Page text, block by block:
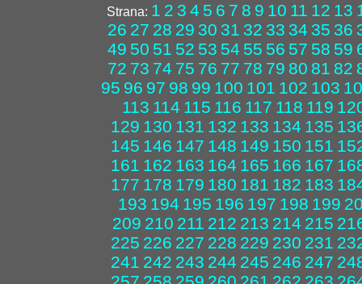
Strana: 1 2 3 4 5 6 7 8 9 10 11 12 13
26 27 28 29 30 31 32 33 34 35 36
49 50 51 52 53 54 55 56 57 58 59
72 73 74 75 76 77 78 79 80 81 82
95 96 97 98 99 100 101 102 103
113 114 115 116 117 118 119
129 130 131 132 133 134 135
145 146 147 148 149 150 151
161 162 163 164 165 166 167
177 178 179 180 181 182 183
193 194 195 196 197 198 199
209 210 211 212 213 214 215
225 226 227 228 229 230 231
241 242 243 244 245 246 247